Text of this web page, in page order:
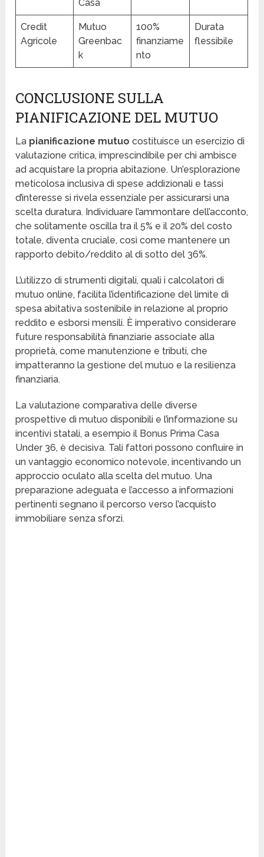
Casa
Credit
Agricole
Mutuo
Greenbac
k
100%
finanziame
nto
Durata
flessibile
CONCLUSIONE SULLA
PIANIFICAZIONE DEL MUTUO
La pianificazione mutuo costituisce un esercizio di
valutazione critica, imprescindibile per chi ambisce
ad acquistare la propria abitazione. Un’esplorazione
meticolosa inclusiva di spese addizionali e tassi
d’interesse si rivela essenziale per assicurarsi una
scelta duratura. Individuare l’ammontare dell’acconto,
che solitamente oscilla tra il 5% e il 20% del costo
totale, diventa cruciale, così come mantenere un
rapporto debito/reddito al di sotto del 36%.
L’utilizzo di strumenti digitali, quali i calcolatori di
mutuo online, facilita l’identificazione del limite di
spesa abitativa sostenibile in relazione al proprio
reddito e esborsi mensili. È imperativo considerare
future responsabilità finanziarie associate alla
proprietà, come manutenzione e tributi, che
impatteranno la gestione del mutuo e la resilienza
finanziaria.
La valutazione comparativa delle diverse
prospettive di mutuo disponibili e l’informazione su
incentivi statali, a esempio il Bonus Prima Casa
Under 36, è decisiva. Tali fattori possono confluire in
un vantaggio economico notevole, incentivando un
approccio oculato alla scelta del mutuo. Una
preparazione adeguata e l’accesso a informazioni
pertinenti segnano il percorso verso l’acquisto
immobiliare senza sforzi.